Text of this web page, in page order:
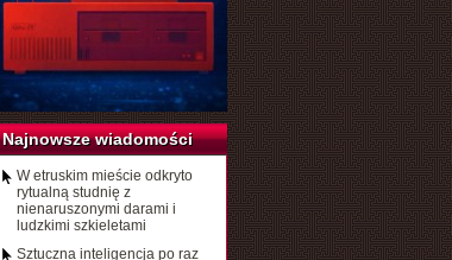
Najnowsze wiadomości
W etruskim mieście odkryto
rytualną studnię z
nienaruszonymi darami i
ludzkimi szkieletami
Sztuczna inteligencja po raz